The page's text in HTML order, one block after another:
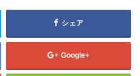
シェア
Google+